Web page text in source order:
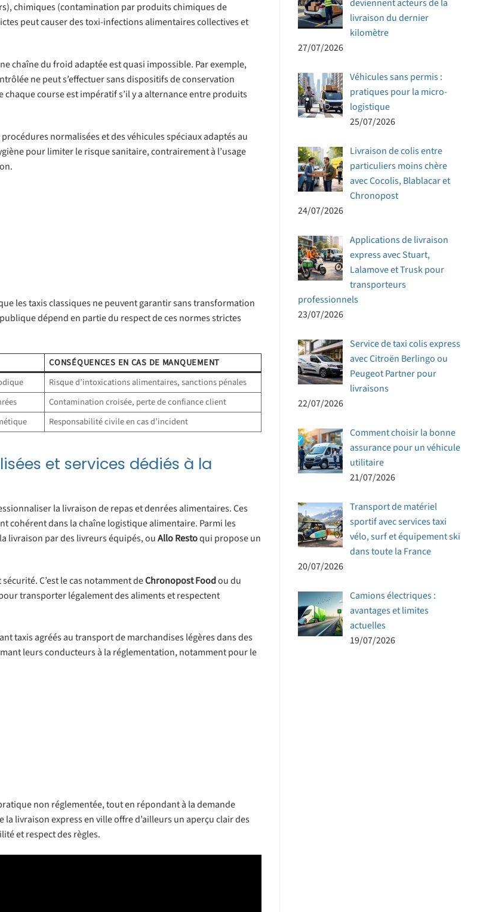
chimiques (contamination par produits chimiques de
peut causer des toxi-infections alimentaires collectives et
chaîne du froid adaptée est quasi impossible. Par exemple,
ne peut s’effectuer sans dispositifs de conservation
course est impératif s’il y a alternance entre produits
normalisées et des véhicules spéciaux adaptés au
pour limiter le risque sanitaire, contrairement à l’usage
les taxis classiques ne peuvent garantir sans transformation
dépend en partie du respect de ces normes strictes
CONSÉQUENCES EN CAS DE MANQUEMENT
Risque d’intoxications alimentaires, sanctions pénales
Contamination croisée, perte de confiance client
Responsabilité civile en cas d’incident
et services dédiés à la
la livraison de repas et denrées alimentaires. Ces
cohérent dans la chaîne logistique alimentaire. Parmi les
livraison par des livreurs équipés, ouAllo Restoqui propose un
C’est le cas notamment deChronopost Foodou du
transporter légalement des aliments et respectent
taxis agréés au transport de marchandises légères dans des
leurs conducteurs à la réglementation, notamment pour le
non réglementée, tout en répondant à la demande
livraison express en ville offre d’ailleurs un aperçu clair des
et respect des règles.
deviennent acteurs de la
livraison du dernier
kilomètre
27/07/2026
Véhicules sans permis :
pratiques pour la micro-
logistique
25/07/2026
Livraison de colis entre
particuliers moins chère
avec Cocolis, Blablacar et
Chronopost
24/07/2026
Applications de livraison
express avec Stuart,
Lalamove et Trusk pour
transporteurs
professionnels
23/07/2026
Service de taxi colis express
avec Citroën Berlingo ou
Peugeot Partner pour
livraisons
22/07/2026
Comment choisir la bonne
assurance pour un véhicule
utilitaire
21/07/2026
Transport de matériel
sportif avec services taxi
vélo, surf et équipement ski
dans toute la France
20/07/2026
Camions électriques :
avantages et limites
actuelles
19/07/2026